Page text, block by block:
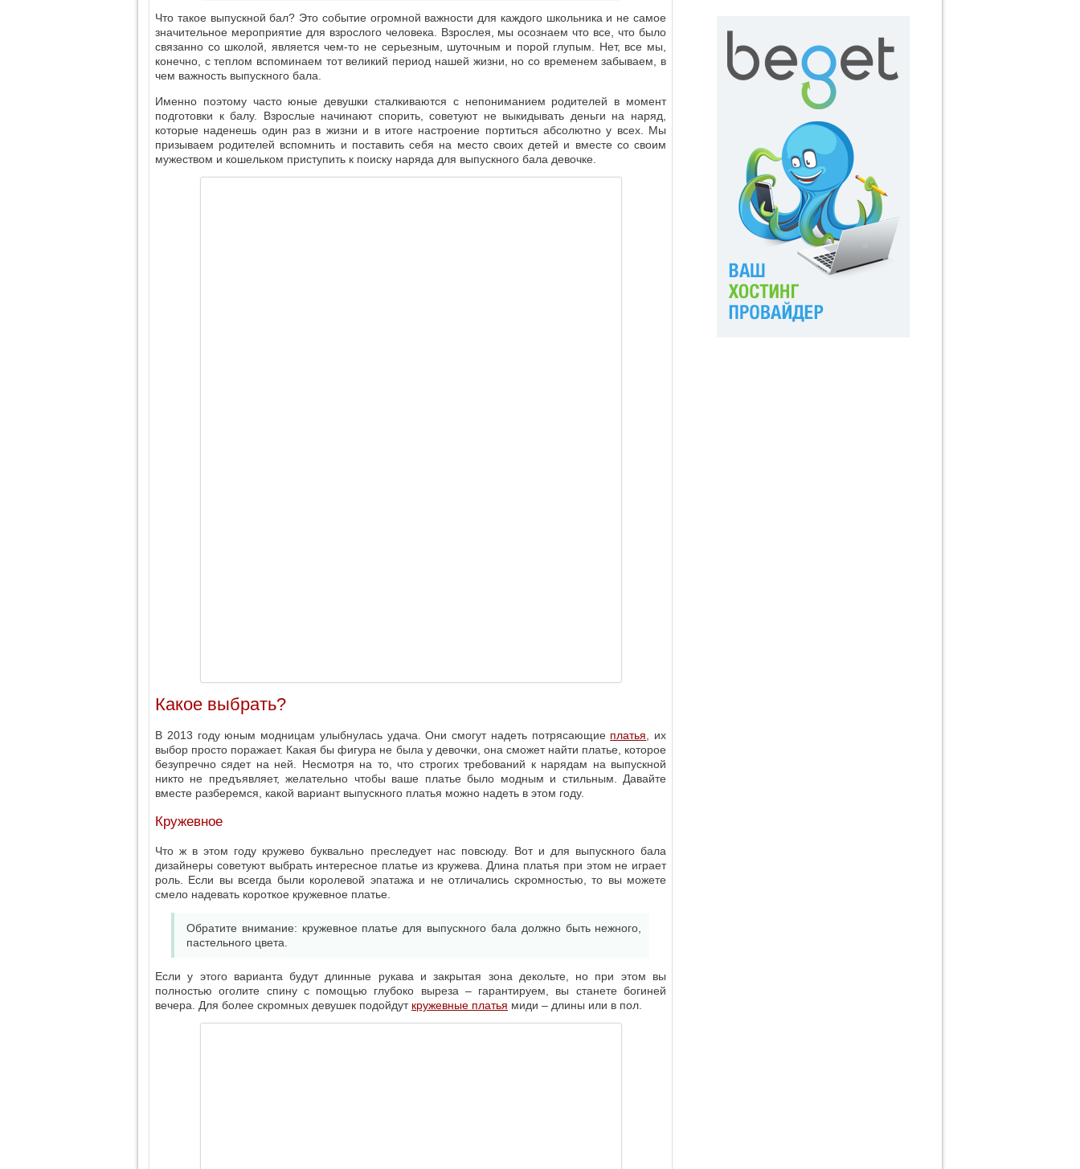
Что такое выпускной бал? Это событие огромной важности для каждого школьника и не самое
значительное мероприятие для взрослого человека. Взрослея, мы осознаем что все, что было
связанно со школой, является чем-то не серьезным, шуточным и порой глупым. Нет, все мы,
конечно, с теплом вспоминаем тот великий период нашей жизни, но со временем забываем, в
чем важность выпускного бала.
Именно поэтому часто юные девушки сталкиваются с непониманием родителей в момент
подготовки к балу. Взрослые начинают спорить, советуют не выкидывать деньги на наряд,
которые наденешь один раз в жизни и в итоге настроение портиться абсолютно у всех. Мы
призываем родителей вспомнить и поставить себя на место своих детей и вместе со своим
мужеством и кошельком приступить к поиску наряда для выпускного бала девочке.
Какое выбрать?
В 2013 году юным модницам улыбнулась удача. Они смогут надеть потрясающие платья , их
выбор просто поражает. Какая бы фигура не была у девочки, она сможет найти платье, которое
безупречно сядет на ней. Несмотря на то, что строгих требований к нарядам на выпускной
никто не предъявляет, желательно чтобы ваше платье было модным и стильным. Давайте
вместе разберемся, какой вариант выпускного платья можно надеть в этом году.
Кружевное
Что ж в этом году кружево буквально преследует нас повсюду. Вот и для выпускного бала
дизайнеры советуют выбрать интересное платье из кружева. Длина платья при этом не играет
роль. Если вы всегда были королевой эпатажа и не отличались скромностью, то вы можете
смело надевать короткое кружевное платье.
Обратите внимание: кружевное платье для выпускного бала должно быть нежного,
пастельного цвета.
Если у этого варианта будут длинные рукава и закрытая зона декольте, но при этом вы
полностью оголите спину с помощью глубоко выреза – гарантируем, вы станете богиней
вечера. Для более скромных девушек подойдут кружевные платья миди – длины или в пол.